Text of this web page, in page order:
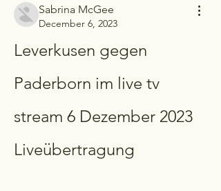
Sabrina McGee
December 6, 2023
Leverkusen gegen
Paderborn im live tv
stream 6 Dezember 2023
Liveübertragung